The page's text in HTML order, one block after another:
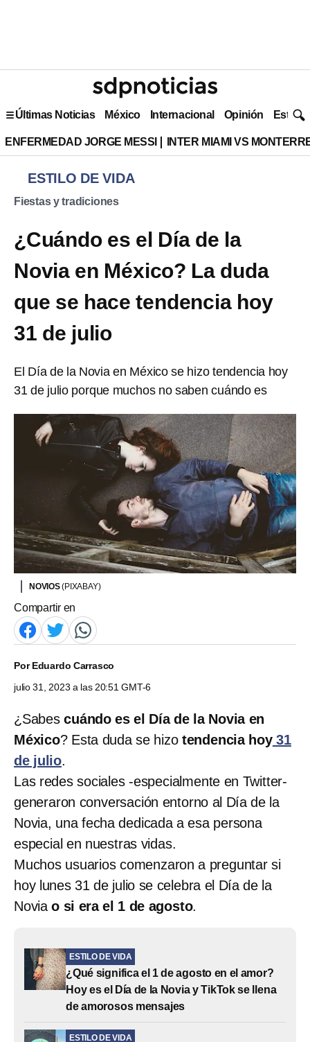
Últimas Noticias México Internacional Opinión Estilo
ENFERMEDAD JORGE MESSI INTER MIAMI VS
ESTILO DE VIDA
Fiestas y tradiciones
¿Cuándo es el Día de la
Novia en México? La duda
que se hace tendencia hoy
31 de julio
El Día de la Novia en México se hizo tendencia hoy
31 de julio porque muchos no saben cuándo es
NOVIOS(PIXABAY)
Compartir en
PorEduardo Carrasco
julio 31, 2023 a las 20:51 GMT-6
¿Sabescuándo es el Día de la Novia en
México? Esta duda se hizo tendencia hoy31
de julio.
Las redes sociales -especialmente en Twitter-
generaron conversación entorno al Día de la
Novia, una fecha dedicada a esa persona
especial en nuestras vidas.
Muchos usuarios comenzaron a preguntar si
hoy lunes 31 de julio se celebra el Día de la
Noviao si era el 1 de agosto.
ESTILO DE VIDA
¿Qué significa el 1 de agosto en el amor?
Hoy es el Día de la Novia y TikTok se llena
de amorosos mensajes
ESTILO DE VIDA